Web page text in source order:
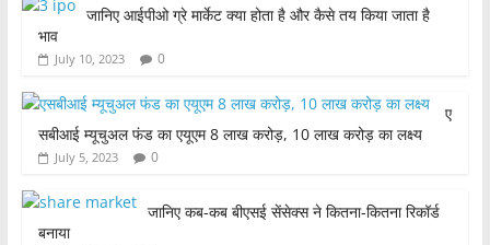
जानिए आईपीओ ग्रे मार्केट क्या होता है और कैसे तय किया जाता है
भाव
July 10, 2023 0
ए
सबीआई म्यूचुअल फंड का एयूएम 8 लाख करोड़, 10 लाख करोड़ का लक्ष्य
July 5, 2023 0
जानिए कब-कब बीएसई सेंसेक्स ने कितना-कितना रिकॉर्ड
बनाया